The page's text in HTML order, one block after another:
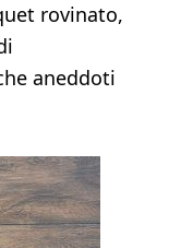
rovinato,
aneddoti